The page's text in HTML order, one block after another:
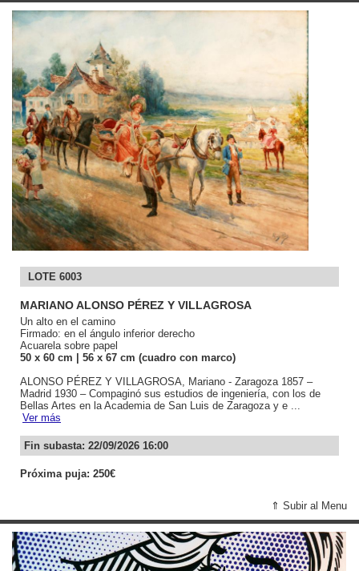
LOTE 6003
MARIANO ALONSO PÉREZ Y VILLAGROSA
Un alto en el camino
Firmado: en el ángulo inferior derecho
Acuarela sobre papel
50 x 60 cm | 56 x 67 cm (cuadro con marco)
ALONSO PÉREZ Y VILLAGROSA, Mariano - Zaragoza 1857 –
Madrid 1930 – Compaginó sus estudios de ingeniería, con los de
Bellas Artes en la Academia de San Luis de Zaragoza y e ...
Ver más
Fin subasta: 22/09/2026 16:00
Próxima puja: 250€
⇑ Subir al Menu